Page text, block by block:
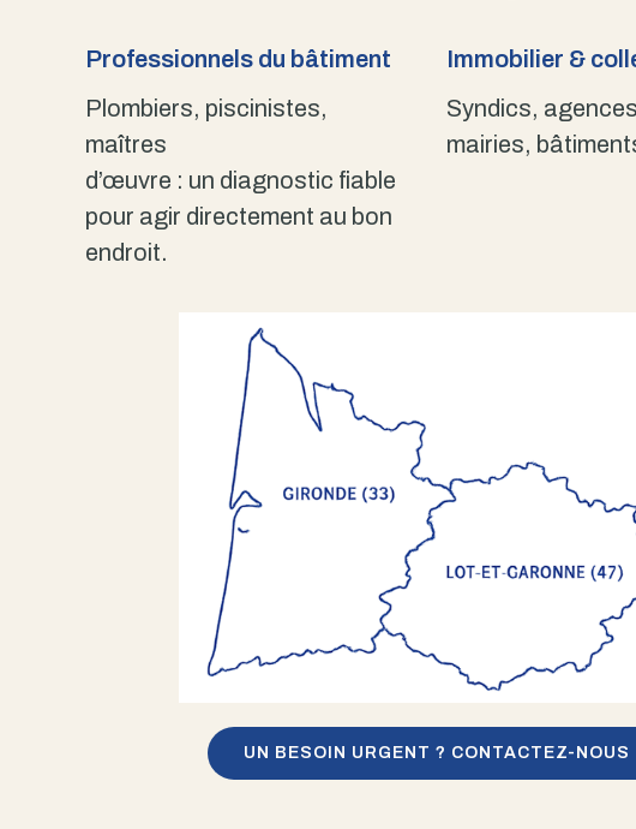
Professionnels du bâtiment
Plombiers, piscinistes,
maîtres
d’œuvre : un diagnostic fiable
pour agir directement au bon
endroit.
Immobilier &
Syndics,
mairies,
UN BESOIN URGENT ? CONTACTEZ-NOUS